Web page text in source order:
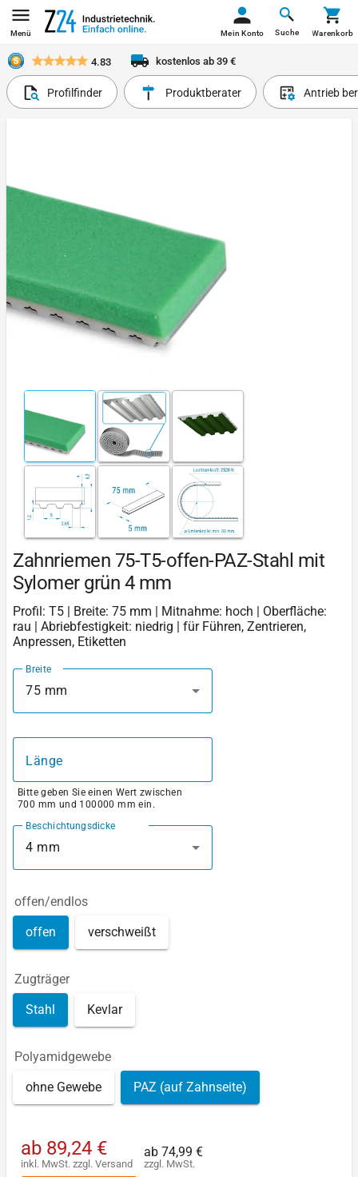
Menü Suche
Mein Konto Warenkorb
4.83 kostenlos ab 39 €
Profilfinder Produktberater Antrieb
Zahnriemen 75-T5-offen-PAZ-Stahl mit
Sylomer grün 4 mm
Profil: T5 | Breite: 75 mm | Mitnahme: hoch | Oberfläche:
rau | Abriebfestigkeit: niedrig | für Führen, Zentrieren,
Anpressen, Etiketten
Breite
75 mm
Länge
Bitte geben Sie einen Wert zwischen
700 mm und 100000 mm ein.
Beschichtungsdicke
4 mm
offen/endlos
offen verschweißt
Zugträger
Stahl Kevlar
Polyamidgewebe
ohne Gewebe PAZ (auf Zahnseite)
ab 89,24 €
inkl. MwSt. zzgl. Versand
ab 74,99 €
zzgl. MwSt.